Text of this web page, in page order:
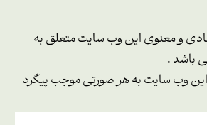
و معنوی این وب سایت متعلق به
باشد .
این وب سایت به هر صورتی موجب پیگرد